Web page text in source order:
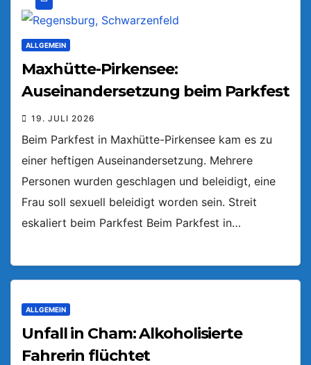
ALLGEMEIN
Maxhütte-Pirkensee:
Auseinandersetzung beim Parkfest
19. JULI 2026
Beim Parkfest in Maxhütte-Pirkensee kam es zu
einer heftigen Auseinandersetzung. Mehrere
Personen wurden geschlagen und beleidigt, eine
Frau soll sexuell beleidigt worden sein. Streit
eskaliert beim Parkfest Beim Parkfest in…
ALLGEMEIN
Unfall in Cham: Alkoholisierte
Fahrerin flüchtet